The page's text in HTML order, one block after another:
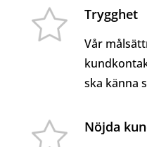
Trygghet
Vår
ska känna
Nöjda